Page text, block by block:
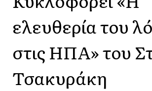
ελευθερία του
στις ΗΠΑ» του
Τσακυράκη